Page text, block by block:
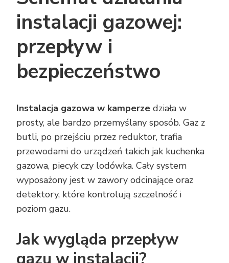
instalacji gazowej:
przepływ i
bezpieczeństwo
Instalacja gazowa w kamperze działa w
prosty, ale bardzo przemyślany sposób. Gaz z
butli, po przejściu przez reduktor, trafia
przewodami do urządzeń takich jak kuchenka
gazowa, piecyk czy lodówka. Cały system
wyposażony jest w zawory odcinające oraz
detektory, które kontrolują szczelność i
poziom gazu.
Jak wygląda przepływ
gazu w instalacji?